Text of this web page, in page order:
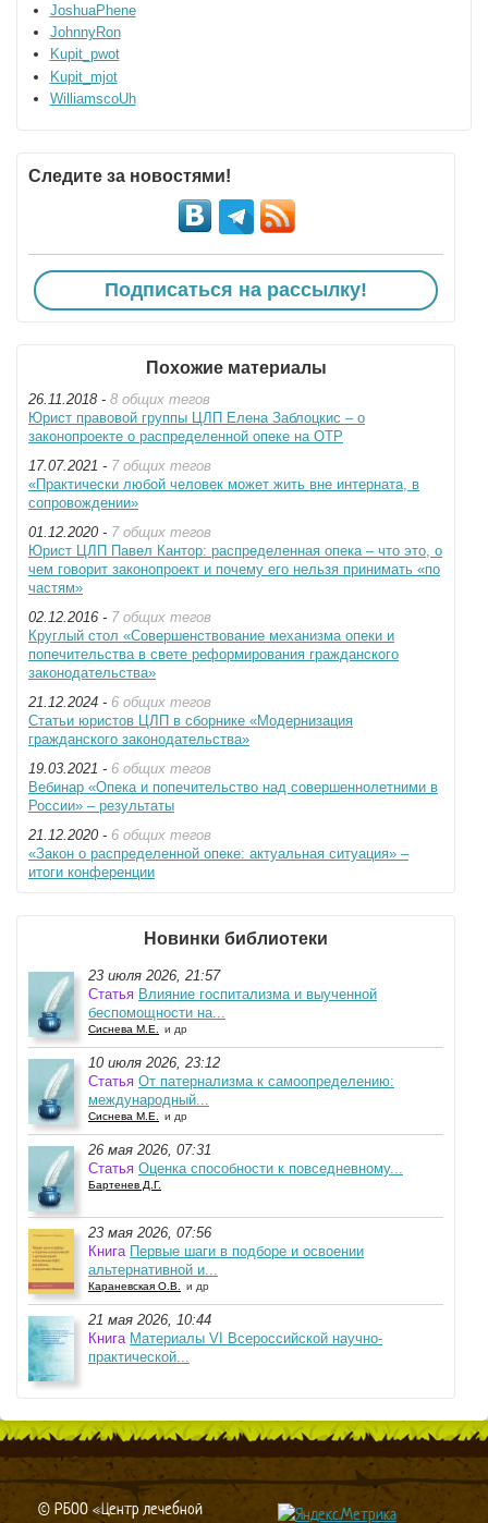
JoshuaPhene
JohnnyRon
Kupit_pwot
Kupit_mjot
WilliamscoUh
Следите за новостями!
Подписаться на рассылку!
Похожие материалы
26.11.2018 - 8 общих тегов
Юрист правовой группы ЦЛП Елена Заблоцкис – о
законопроекте о распределенной опеке на ОТР
17.07.2021 - 7 общих тегов
«Практически любой человек может жить вне интерната, в
сопровождении»
01.12.2020 - 7 общих тегов
Юрист ЦЛП Павел Кантор: распределенная опека – что это, о
чем говорит законопроект и почему его нельзя принимать «по
частям»
02.12.2016 - 7 общих тегов
Круглый стол «Совершенствование механизма опеки и
попечительства в свете реформирования гражданского
законодательства»
21.12.2024 - 6 общих тегов
Статьи юристов ЦЛП в сборнике «Модернизация
гражданского законодательства»
19.03.2021 - 6 общих тегов
Вебинар «Опека и попечительство над совершеннолетними в
России» – результаты
21.12.2020 - 6 общих тегов
«Закон о распределенной опеке: актуальная ситуация» –
итоги конференции
Новинки библиотеки
23 июля 2026, 21:57
Статья Влияние госпитализма и выученной
беспомощности на...
Сиснева М.Е. и др
10 июля 2026, 23:12
Статья От патернализма к самоопределению:
международный...
Сиснева М.Е. и др
26 мая 2026, 07:31
Статья Оценка способности к повседневному...
Бартенев Д.Г.
23 мая 2026, 07:56
Книга Первые шаги в подборе и освоении
альтернативной и...
Караневская О.В. и др
21 мая 2026, 10:44
Книга Материалы VI Всероссийской научно-
практической...
© РБОО «Центр лечебной